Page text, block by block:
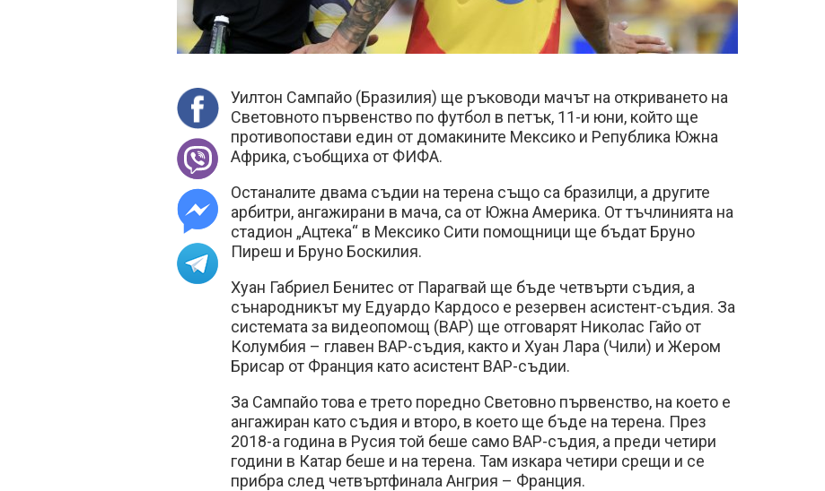
Уилтон Сампайо (Бразилия) ще ръководи мачът на откриването на
Световното първенство по футбол в петък, 11-и юни, който ще
противопостави един от домакините Мексико и Република Южна
Африка, съобщиха от ФИФА.
Останалите двама съдии на терена също са бразилци, а другите
арбитри, ангажирани в мача, са от Южна Америка. От тъчлинията на
стадион „Ацтека“ в Мексико Сити помощници ще бъдат Бруно
Пиреш и Бруно Боскилия.
Хуан Габриел Бенитес от Парагвай ще бъде четвърти съдия, а
сънародникът му Едуардо Кардосо е резервен асистент-съдия. За
системата за видеопомощ (ВАР) ще отговарят Николас Гайо от
Колумбия – главен ВАР-съдия, както и Хуан Лара (Чили) и Жером
Брисар от Франция като асистент ВАР-съдии.
За Сампайо това е трето поредно Световно първенство, на което е
ангажиран като съдия и второ, в което ще бъде на терена. През
2018-а година в Русия той беше само ВАР-съдия, а преди четири
години в Катар беше и на терена. Там изкара четири срещи и се
прибра след четвъртфинала Ангрия – Франция.